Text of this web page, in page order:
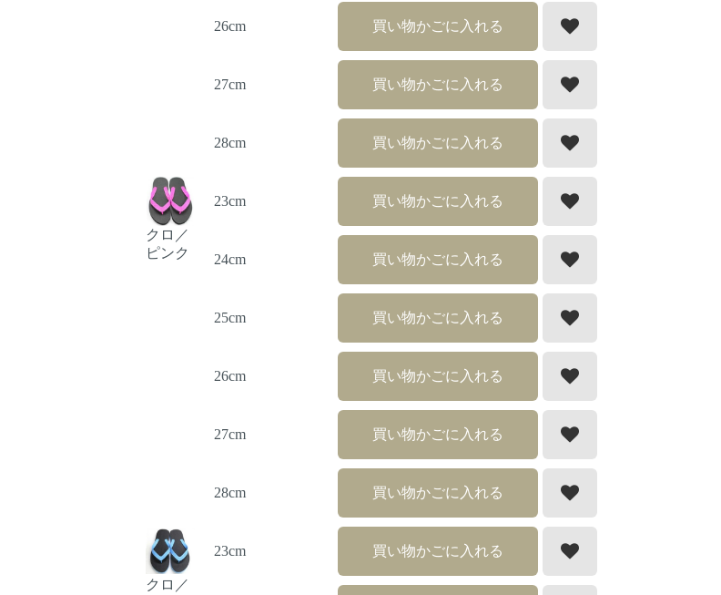
26cm 買い物かごに入れる
27cm 買い物かごに入れる
28cm 買い物かごに入れる
クロ／
ピンク
23cm 買い物かごに入れる
24cm 買い物かごに入れる
25cm 買い物かごに入れる
26cm 買い物かごに入れる
27cm 買い物かごに入れる
28cm 買い物かごに入れる
クロ／
23cm 買い物かごに入れる